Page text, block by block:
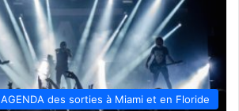
AGENDA des sorties à Miami et en Floride